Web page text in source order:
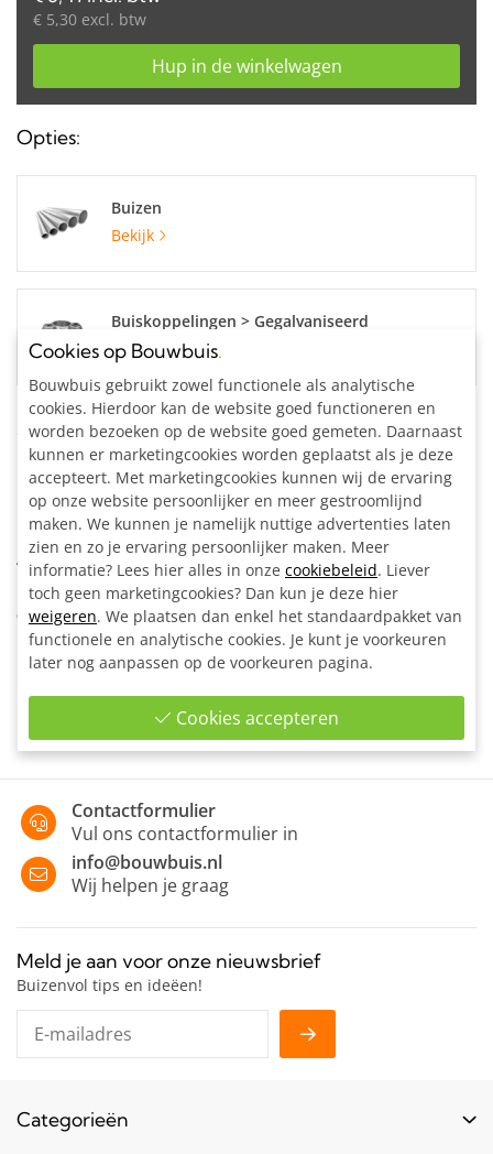
€ 5,30 excl. btw
Hup in de winkelwagen
Opties:
Buizen
Bekijk
Buiskoppelingen > Gegalvaniseerd
Bekijk
Specificaties
Buisdiameter:
42.4 mm
Materiaal:
Staal, gegalvaniseerd
Kleur:
Zilvergrijs
Artikelnummer:
204121
Omschrijving
Enkele bevestigingslip uitwendig ten behoeve van wand-
montage of bevestiging van panelen en planken.
Contactformulier
Vul ons contactformulier in
info@bouwbuis.nl
Wij helpen je graag
Meld je aan voor onze nieuwsbrief
Buizenvol tips en ideëen!
Categorieën
Cookies op Bouwbuis.
Bouwbuis gebruikt zowel functionele als analytische
cookies. Hierdoor kan de website goed functioneren en
worden bezoeken op de website goed gemeten. Daarnaast
kunnen er marketingcookies worden geplaatst als je deze
accepteert. Met marketingcookies kunnen wij de ervaring
op onze website persoonlijker en meer gestroomlijnd
maken. We kunnen je namelijk nuttige advertenties laten
zien en zo je ervaring persoonlijker maken. Meer
informatie? Lees hier alles in onze cookiebeleid. Liever
toch geen marketingcookies? Dan kun je deze hier
weigeren. We plaatsen dan enkel het standaardpakket van
functionele en analytische cookies. Je kunt je voorkeuren
later nog aanpassen op de voorkeuren pagina.
Cookies accepteren